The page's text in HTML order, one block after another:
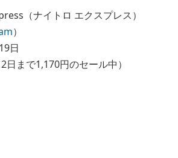
（ナイトロ エクスプレス）
）
日
日まで1,170円のセール中）